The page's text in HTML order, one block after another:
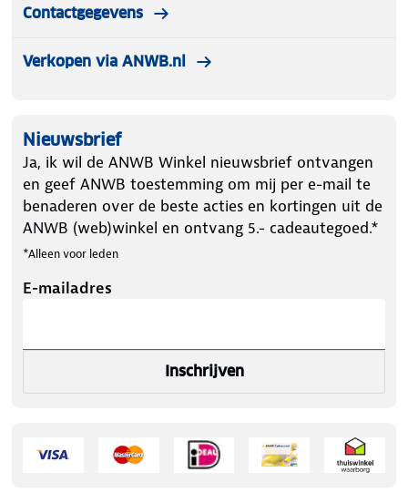
worden gedragen. Artikelen die zijn gedragen
Contactgegevens
Verkopen via ANWB.nl
Nieuwsbrief
Ja, ik wil de ANWB Winkel nieuwsbrief ontvangen
en geef ANWB toestemming om mij per e-mail te
benaderen over de beste acties en kortingen uit de
ANWB (web)winkel en ontvang 5.- cadeautegoed.*
*Alleen voor leden
E-mailadres
Inschrijven